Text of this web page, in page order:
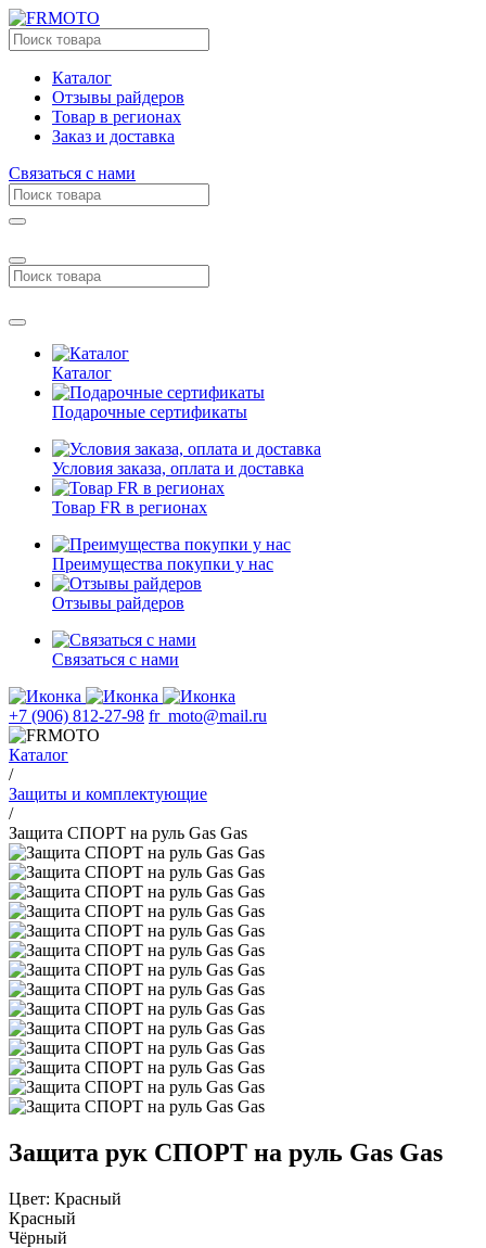
Каталог
Отзывы райдеров
Товар в регионах
Заказ и доставка
Связаться с нами
Каталог
Подарочные сертификаты
Условия заказа, оплата и доставка
Товар FR в регионах
Преимущества покупки у нас
Отзывы райдеров
Связаться с нами
+7 (906) 812-27-98 fr_moto@mail.ru
Каталог
/
Защиты и комплектующие
/
Защита СПОРТ на руль Gas Gas
Защита рук СПОРТ на руль Gas Gas
Цвет: Красный
Красный
Чёрный